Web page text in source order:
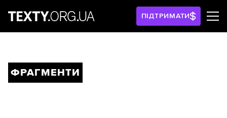
ПІДТРИМАТИ
ФРАГМЕНТИ